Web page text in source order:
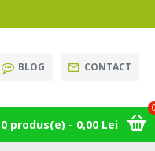
BLOG CONTACT
0 produs(e) - 0,00 Lei